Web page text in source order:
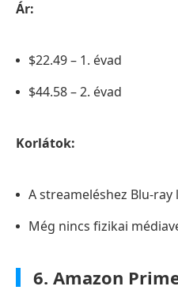
Ár:
$22.49 – 1. évad
$44.58 – 2. évad
Korlátok:
A streameléshez Blu-ray
Még nincs fizikai
6. Amazon